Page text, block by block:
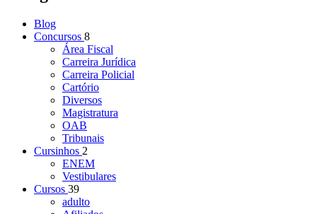
Blog
Concursos 8
Área Fiscal
Carreira Jurídica
Carreira Policial
Cartório
Diversos
Magistratura
OAB
Tribunais
Cursinhos 2
ENEM
Vestibulares
Cursos 39
adulto